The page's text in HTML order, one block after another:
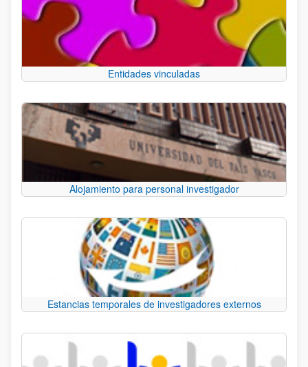
Entidades vinculadas
Alojamiento para personal investigador
Estancias temporales de investigadores externos